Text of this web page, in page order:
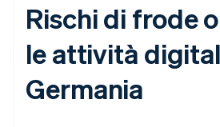
Rischi di frode
le attività
Germania